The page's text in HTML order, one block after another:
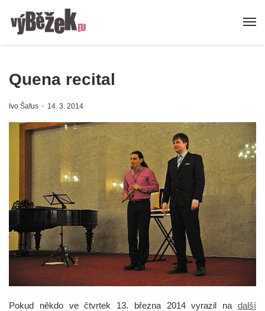
Quena recital
Ivo Šafus 14. 3. 2014
Pokud někdo ve čtvrtek 13. března 2014 vyrazil na další